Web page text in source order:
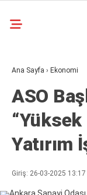
ASAYIŞ
GÜNDEM
GENEL
POLITIKA
Ana Sayfa › Ekonomi
ASO
Yatırım
Giriş: 26-03-2025 13:17